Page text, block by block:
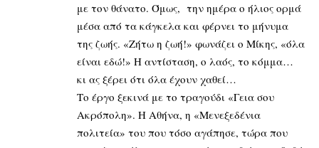
με τον θάνατο. Όμως, την ημέρα ο ήλιος ορμά
μέσα από τα κάγκελα και φέρνει το μήνυμα
της ζωής. «Ζήτω η ζωή!» φωνάζει ο Μίκης, «όλα
είναι εδώ!» Η αντίσταση, ο λαός, το κόμμα…
κι ας ξέρει ότι όλα έχουν χαθεί…
Το έργο ξεκινά με το τραγούδι «Γεια σου
Ακρόπολη». Η Αθήνα, η «Μενεξεδένια
πολιτεία» του που τόσο αγάπησε, τώρα που